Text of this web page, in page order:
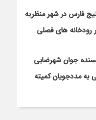
فارس در شهر منظریه
رودخانه های فصلی
جوان شهرضایی
به مددجویان کمیته